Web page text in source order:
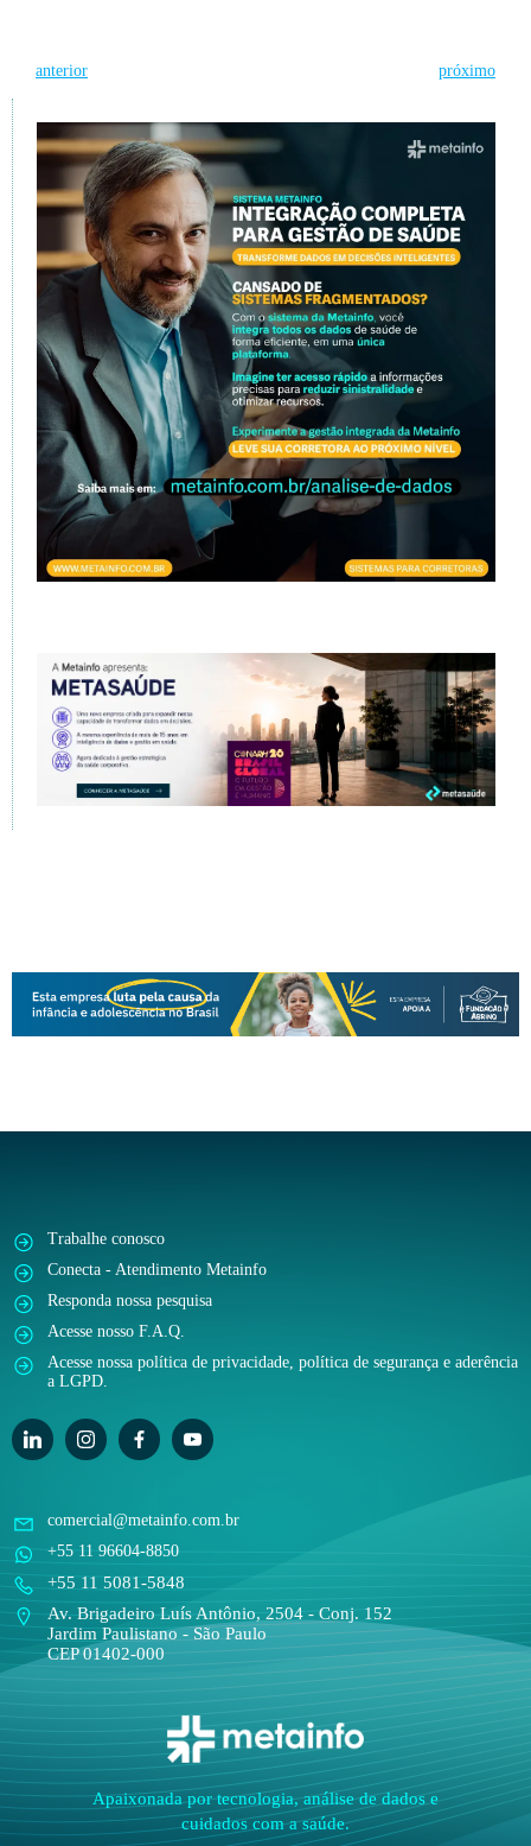
Post
anterior próximo
Apaixonada por tecnologia, análise de dados e
cuidados com a saúde.
comercial@metainfo.com.br
+55 11 96604-8850
+55 11 5081-5848
Av. Brigadeiro Luís Antônio, 2504 - Conj. 152
Jardim Paulistano - São Paulo
CEP 01402-000
Trabalhe conosco
Conecta - Atendimento Metainfo
Responda nossa pesquisa
Acesse nosso F.A.Q.
Acesse nossa política de privacidade, política de segurança e aderência
a LGPD.